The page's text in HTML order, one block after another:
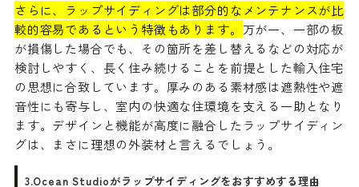
さらに、ラップサイディングは部分的なメンテナンスが比
較的容易であるという特徴もあります。 万が一、一部の板
が損傷した場合でも、その箇所を差し替えるなどの対応が
検討しやすく、長く住み続けることを前提とした輸入住宅
の思想に合致しています。厚みのある素材感は遮熱性や遮
音性にも寄与し、室内の快適な住環境を支える一助となり
ます。デザインと機能が高度に融合したラップサイディン
グは、まさに理想の外装材と言えるでしょう。
3.Ocean Studioがラップサイディングをおすすめする理由